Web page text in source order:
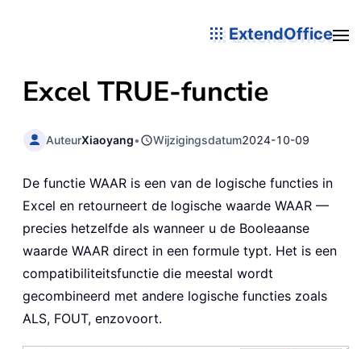
ExtendOffice
ExcelTRUE-functie
AuteurXiaoyang• Wijzigingsdatum2024-10-09
De functie WAAR is een van de logische functies in
Excel en retourneert de logische waarde WAAR —
precies hetzelfde als wanneer u de Booleaanse
waarde WAAR direct in een formule typt. Het is een
compatibiliteitsfunctie die meestal wordt
gecombineerd met andere logische functies zoals
ALS, FOUT, enzovoort.